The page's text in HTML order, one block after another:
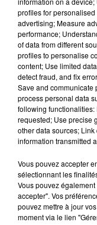
23 juillet 2026
INCENDIE
SON BÉBÉ
Un homme
aspergé sa
d'un liquide
20 juillet 2026
UNE
profiles for
advertising; Measure
performance;
of data from different
profiles to personalise
content; Use limited
detect fraud, and fix
Save and communicate
process personal data
following
requested; Use precise
other data sources;
information transmitted
Vous pouvez accepter
sélectionnant les
Vous pouvez
accepter". Vos
pouvez mettre à jour
moment via le lien